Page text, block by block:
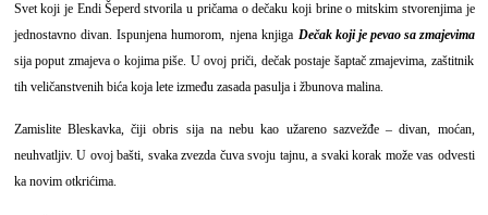
Svet koji je Endi Šeperdstvorila u pričama o dečaku koji brine o mitskim stvorenjima je
jednostavno divan. Ispunjena humorom, njena knjiga Dečak koji je pevao sa zmajevima
sija poput zmajeva o kojima piše. U ovoj priči, dečak postaje šaptač zmajevima, zaštitnik
tih veličanstvenih bića koja lete između zasada pasulja i žbunova malina.
Zamislite Bleskavka, čiji obris sija na nebu kao užareno sazvežđe – divan, moćan,
neuhvatljiv. U ovoj bašti, svaka zvezda čuva svoju tajnu, a svaki korak može vas odvesti
ka novim otkrićima.